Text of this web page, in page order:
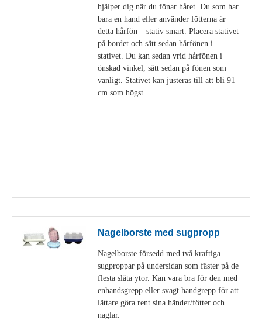
hjälper dig när du fönar håret. Du som har
bara en hand eller använder fötterna är
detta hårfön – stativ smart. Placera stativet
på bordet och sätt sedan hårfönen i
stativet. Du kan sedan vrid hårfönen i
önskad vinkel, sätt sedan på fönen som
vanligt. Stativet kan justeras till att bli 91
cm som högst.
Nagelborste med sugpropp
Nagelborste försedd med två kraftiga
sugproppar på undersidan som fäster på de
flesta släta ytor. Kan vara bra för den med
enhandsgrepp eller svagt handgrepp för att
lättare göra rent sina händer/fötter och
naglar.